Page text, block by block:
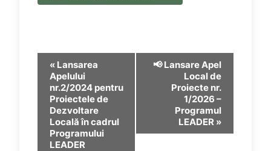
Navigare
în
Eveniment
« Lansarea
Apelului
nr.2/2024 pentru
Proiectele de
Dezvoltare
Locală în cadrul
Programului
LEADER
📢 Lansare Apel
Local de
Proiecte nr.
1/2026 –
Programul
LEADER »